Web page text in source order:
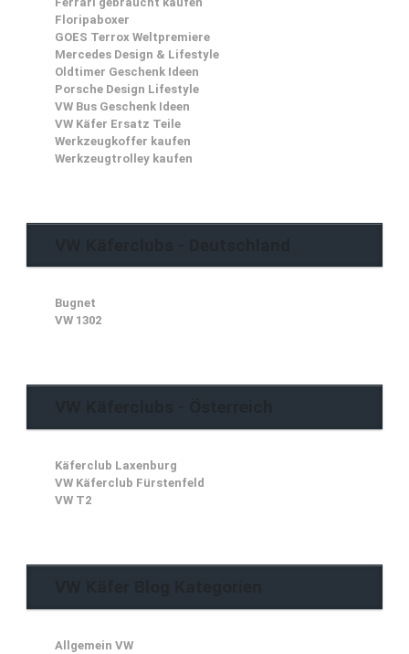
Floripaboxer
GOES Terrox Weltpremiere
Mercedes Design & Lifestyle
Oldtimer Geschenk Ideen
Porsche Design Lifestyle
VW Bus Geschenk Ideen
VW Käfer Ersatz Teile
Werkzeugkoffer kaufen
Werkzeugtrolley kaufen
Bugnet
VW 1302
Käferclub Laxenburg
VW Käferclub Fürstenfeld
VW T2
Allgemein VW